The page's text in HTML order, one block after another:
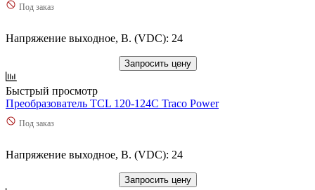
Под заказ
Напряжение выходное, В. (VDC): 24
Запросить цену
Быстрый просмотр
Преобразователь TCL 120-124C Traco Power
Под заказ
Напряжение выходное, В. (VDC): 24
Запросить цену